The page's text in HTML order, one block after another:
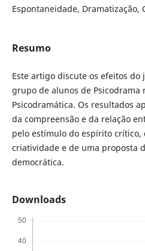
Espontaneidade, Dramatização,
Resumo
Este artigo discute os efeitos
grupo de alunos de Psicodrama
Psicodramática. Os resultados
da compreensão e da relação
pelo estímulo do espírito crítico,
criatividade e de uma proposta
democrática.
Downloads